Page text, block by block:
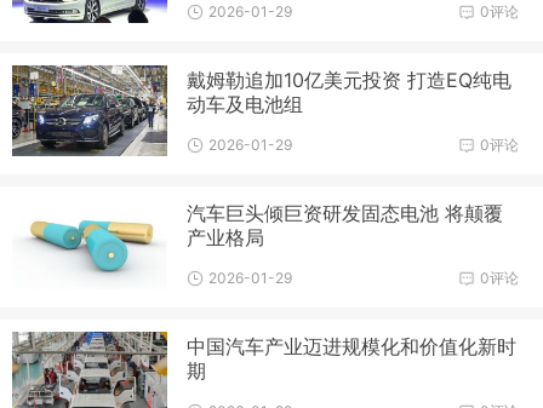
0评论
2026-01-29
戴姆勒追加10亿美元投资 打造EQ纯电
动车及电池组
0评论
2026-01-29
汽车巨头倾巨资研发固态电池 将颠覆
产业格局
0评论
2026-01-29
中国汽车产业迈进规模化和价值化新时
期